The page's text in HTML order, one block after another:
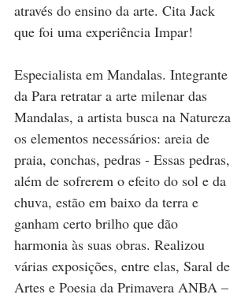
através do ensino da arte. Cita Jack
que foi uma experiência Impar!
Especialista em Mandalas. Integrante
da Para retratar a arte milenar das
Mandalas, a artista busca na Natureza
os elementos necessários: areia de
praia, conchas, pedras - Essas pedras,
além de sofrerem o efeito do sol e da
chuva, estão em baixo da terra e
ganham certo brilho que dão
harmonia às suas obras. Realizou
várias exposições, entre elas, Saral de
Artes e Poesia da Primavera ANBA –